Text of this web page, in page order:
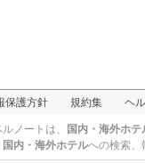
保護方針 規約集 ヘ
ノートは、
国内・海外ホ
国内・海外ホテルへの検索、